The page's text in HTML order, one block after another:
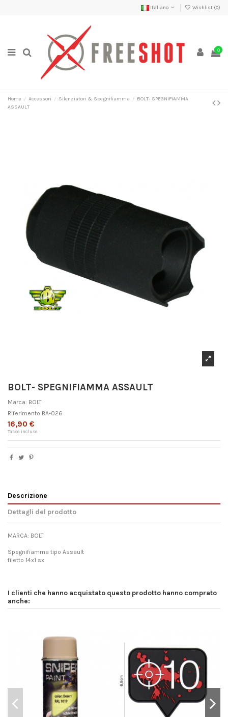
Italiano Wishlist (0)
0
Home Accessori Silenziatori & Spegnifiamma
BOLT- SPEGNIFIAMMA
ASSAULT
BOLT- SPEGNIFIAMMA ASSAULT
Marca: BOLT
Riferimento BA-026
16,90 €
Tasse incluse
Descrizione
Dettagli del prodotto
MARCA: BOLT
Spegnifiamma tipo Assault
filetto 14x1 sx
I clienti che hanno acquistato questo prodotto hanno comprato
anche: